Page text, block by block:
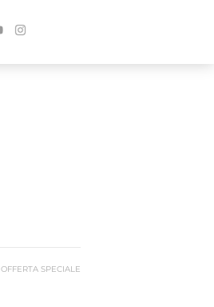
OFFERTA SPECIALE